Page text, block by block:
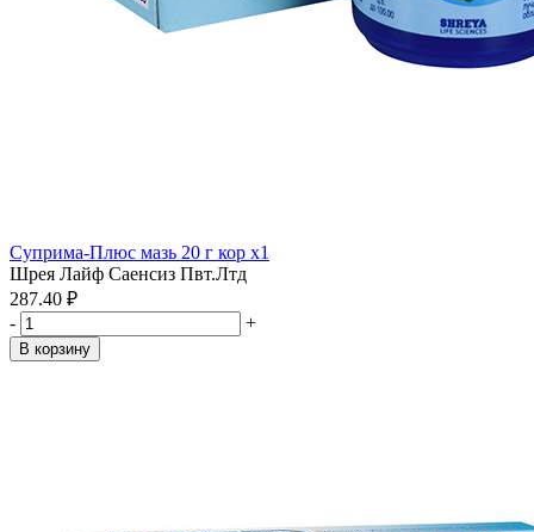
Суприма-Плюс мазь 20 г кор x1
Шрея Лайф Саенсиз Пвт.Лтд
287.40 ₽
-
+
В корзину